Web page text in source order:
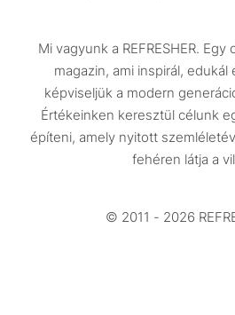
Utazás
Életmód
Design
Videó
Mi vagyunk a REFRESHER.
magazin, ami inspirál,
képviseljük a modern
Értékeinken keresztül célunk
építeni, amely nyitott
fehéren látja a
© 2011 - 2026